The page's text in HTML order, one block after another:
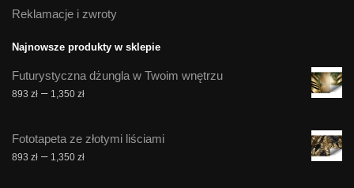
Reklamacje i zwroty
Najnowsze produkty w sklepie
Futurystyczna dżungla w Twoim wnętrzu
893 zł – 1,350 złZakres
893 zł
do
Fototapeta ze złotymi liściami
893 zł – 1,350 złZakres